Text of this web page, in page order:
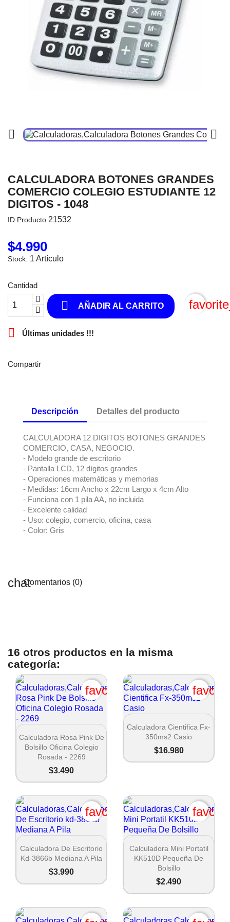
 
CALCULADORA BOTONES GRANDES
COMERCIO COLEGIO ESTUDIANTE 12
DIGITOS - 1048
ID Producto 21532
$4.990
Stock: 1 Artículo
Cantidad
 AÑADIR AL CARRITO
 Últimas unidades !!!
Compartir
Descripción Detalles del producto
CALCULADORA 12 DIGITOS BOTONES GRANDES
COMERCIO, CASA, NEGOCIO.
- Modelo grande de escritorio
- Pantalla LCD, 12 dígitos grandes
- Operaciones matemáticas y memorias
- Medidas: 16cm Ancho x 22cm Largo x 4cm Alto
- Funciona con 1 pila AA, no incluida
- Excelente calidad
- Uso: colegio, comercio, oficina, casa
- Color: Gris
Comentarios (0)
16 otros productos en la misma
categoría:
 Vista rápida
Calculadora Rosa Pink De
Bolsillo Oficina Colegio
Rosada - 2269
$3.490
favorite_border
 Vista rápida
Calculadora Cientifica Fx-
350ms2 Casio
$16.980
 Vista rápida
Calculadora De Escritorio
Kd-3866b Mediana A Pila
$3.990
favorite_border
 Vista rápida
Calculadora Mini Portatil
KK510D Pequeña De
Bolsillo
$2.490